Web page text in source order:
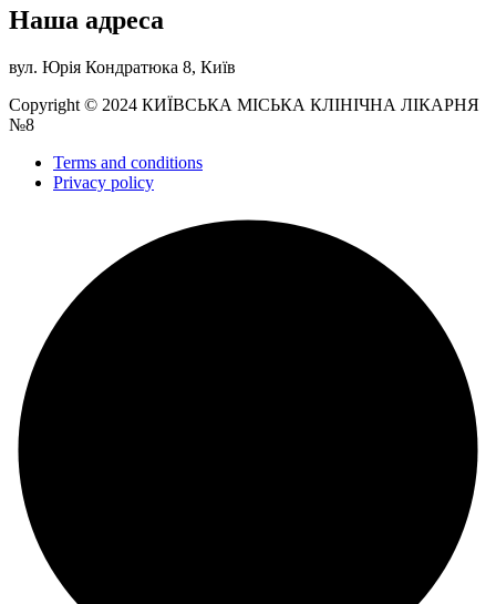
Наша адреса
вул. Юрія Кондратюка 8, Київ
Copyright © 2024 КИЇВСЬКА МІСЬКА КЛІНІЧНА ЛІКАРНЯ
№8
Terms and conditions
Privacy policy